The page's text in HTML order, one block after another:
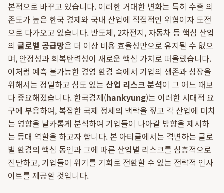
본적으로 바꾸고 있습니다. 이러한 거대한 변화는 특히 수출 의
존도가 높은 한국 경제와 국내 산업에 직접적인 위협이자 도전
으로 다가오고 있습니다. 반도체, 2차전지, 자동차 등 핵심 산업
의 글로벌 공급망은 더 이상 비용 효율성만으로 유지될 수 없으
며, 안정성과 회복탄력성이 새로운 핵심 가치로 떠올랐습니다.
이처럼 예측 불가능한 경영 환경 속에서 기업의 생존과 성장을
위해서는 정밀하고 심도 있는 산업 리스크 분석이 그 어느 때보
다 중요해졌습니다. 한국경제(hankyung)는 이러한 시대적 요
구에 부응하여, 복잡한 국제 정세의 맥락을 짚고 각 산업에 미치
는 영향을 날카롭게 분석하여 기업들이 나아갈 방향을 제시하
는 등대 역할을 하고자 합니다. 본 아티클에서는 격변하는 글로
벌 환경의 핵심 동인과 그에 따른 산업별 리스크를 심층적으로
진단하고, 기업들이 위기를 기회로 전환할 수 있는 전략적 인사
이트를 제공할 것입니다.